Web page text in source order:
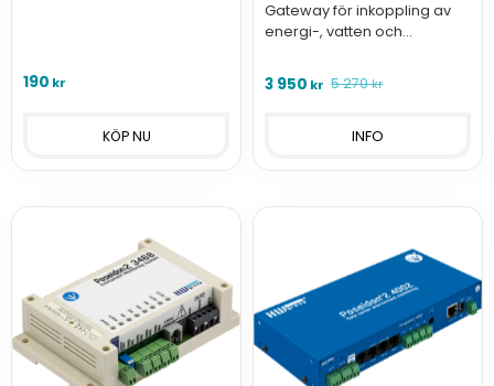
190 kr
Gateway för inkoppling av
energi-, vatten och
M-Bus. Versioner för 3, 12
eller 25 mätare.
3 950 kr 5 270kr
INFO